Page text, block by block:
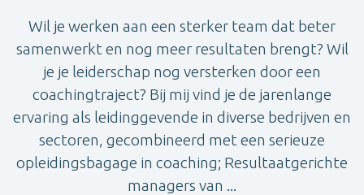
Wil je werken aan een sterker team dat beter
samenwerkt en nog meer resultaten brengt? Wil
je je leiderschap nog versterken door een
coachingtraject? Bij mij vind je de jarenlange
ervaring als leidinggevende in diverse bedrijven en
sectoren, gecombineerd met een serieuze
opleidingsbagage in coaching; Resultaatgerichte
managers van ...